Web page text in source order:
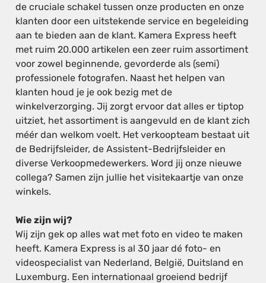
de cruciale schakel tussen onze producten en onze
klanten door een uitstekende service en begeleiding
aan te bieden aan de klant. Kamera Express heeft
met ruim 20.000 artikelen een zeer ruim assortiment
voor zowel beginnende, gevorderde als (semi)
professionele fotografen. Naast het helpen van
klanten houd je je ook bezig met de
winkelverzorging. Jij zorgt ervoor dat alles er tiptop
uitziet, het assortiment is aangevuld en de klant zich
méér dan welkom voelt. Het verkoopteam bestaat uit
de Bedrijfsleider, de Assistent-Bedrijfsleider en
diverse Verkoopmedewerkers. Word jij onze nieuwe
collega? Samen zijn jullie het visitekaartje van onze
winkels.
Wie zijn wij?
Wij zijn gek op alles wat met foto en video te maken
heeft. Kamera Express is al 30 jaar dé foto- en
videospecialist van Nederland, België, Duitsland en
Luxemburg. Een internationaal groeiend bedrijf